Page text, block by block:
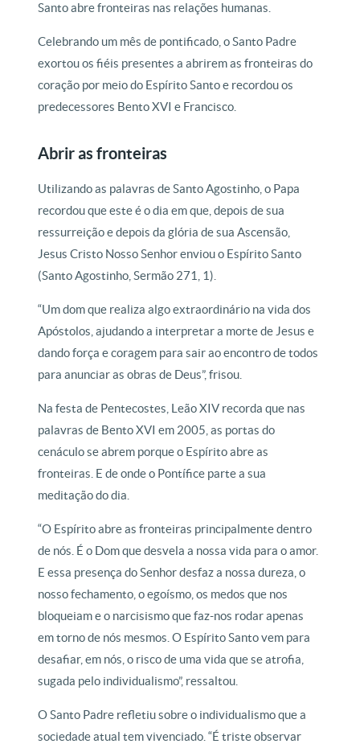
Santo abre fronteiras nas relações humanas.
Celebrando um mês de pontificado, o Santo Padre
exortou os fiéis presentes a abrirem as fronteiras do
coração por meio do Espírito Santo e recordou os
predecessores Bento XVI e Francisco.
Abrir as fronteiras
Utilizando as palavras de Santo Agostinho, o Papa
recordou que este é o dia em que, depois de sua
ressurreição e depois da glória de sua Ascensão,
Jesus Cristo Nosso Senhor enviou o Espírito Santo
(Santo Agostinho, Sermão 271, 1).
“Um dom que realiza algo extraordinário na vida dos
Apóstolos, ajudando a interpretar a morte de Jesus e
dando força e coragem para sair ao encontro de todos
para anunciar as obras de Deus”, frisou.
Na festa de Pentecostes, Leão XIV recorda que nas
palavras de Bento XVI em 2005, as portas do
cenáculo se abrem porque o Espírito abre as
fronteiras. E de onde o Pontífice parte a sua
meditação do dia.
“O Espírito abre as fronteiras principalmente dentro
de nós. É o Dom que desvela a nossa vida para o amor.
E essa presença do Senhor desfaz a nossa dureza, o
nosso fechamento, o egoísmo, os medos que nos
bloqueiam e o narcisismo que faz-nos rodar apenas
em torno de nós mesmos. O Espírito Santo vem para
desafiar, em nós, o risco de uma vida que se atrofia,
sugada pelo individualismo”, ressaltou.
O Santo Padre refletiu sobre o individualismo que a
sociedade atual tem vivenciado. “É triste observar